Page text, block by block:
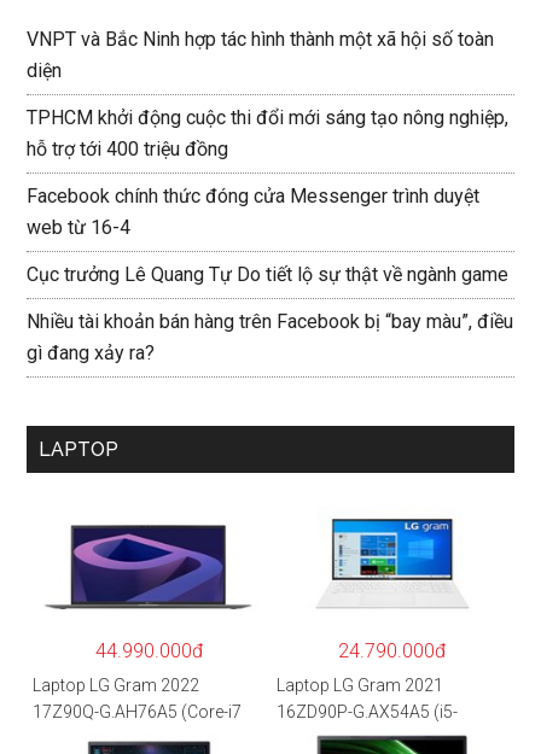
VNPT và Bắc Ninh hợp tác hình thành một xã hội số toàn
diện
TPHCM khởi động cuộc thi đổi mới sáng tạo nông nghiệp,
hỗ trợ tới 400 triệu đồng
Facebook chính thức đóng cửa Messenger trình duyệt
web từ 16-4
Cục trưởng Lê Quang Tự Do tiết lộ sự thật về ngành game
Nhiều tài khoản bán hàng trên Facebook bị “bay màu”, điều
gì đang xảy ra?
LAPTOP
44.990.000đ
Laptop LG Gram 2022
17Z90Q-G.AH76A5 (Core-i7
1260P/16GB/512GB/17″
24.790.000đ
Laptop LG Gram 2021
16ZD90P-G.AX54A5 (i5-
1135G7/8GB RAM/512GB